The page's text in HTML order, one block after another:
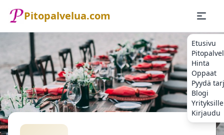
Pitopalvelua.com
Etusivu
Hinta
Oppaat
Pyydä
Blogi
Yrityksille
Kirjaudu
Etusivu
Pitopalvelu Juhlapalvelu Remar Oy